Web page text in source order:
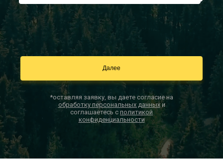
*оставляя заявку, вы даете согласие на
обработку персональных данныхи
соглашаетесь с политикой
конфиденциальности